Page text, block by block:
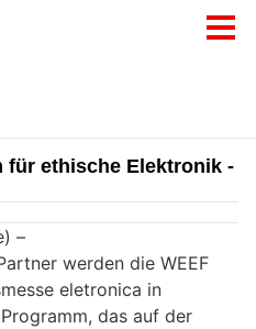
für ethische Elektronik -
–
werden die WEEF
eletronica in
das auf der